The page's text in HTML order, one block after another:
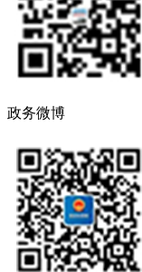
政务微博